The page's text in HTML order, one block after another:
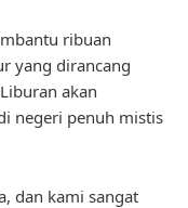
ribuan
yang dirancang
akan
negeri penuh mistis
dan kami sangat